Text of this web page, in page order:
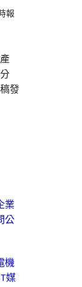
報
發
業
公
機
媒